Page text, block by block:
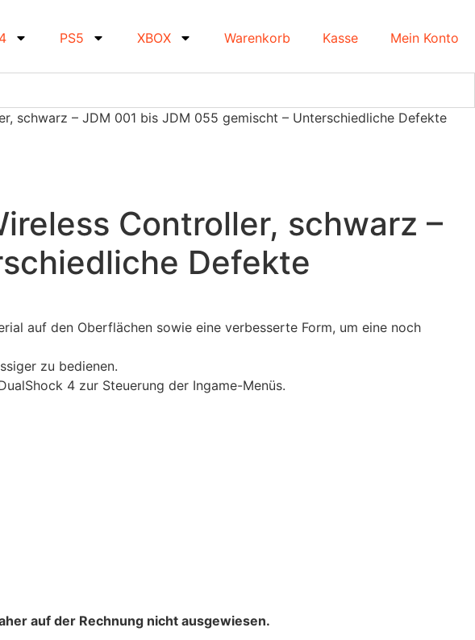
PS5 XBOX Warenkorb Kasse Mein Konto
schwarz – JDM 001 bis JDM 055 gemischt – Unterschiedliche Defekte
Controller, schwarz –
Defekte
auf den Oberflächen sowie eine verbesserte Form, um eine noch
zu bedienen.
4 zur Steuerung der Ingame-Menüs.
auf der Rechnung nicht ausgewiesen.